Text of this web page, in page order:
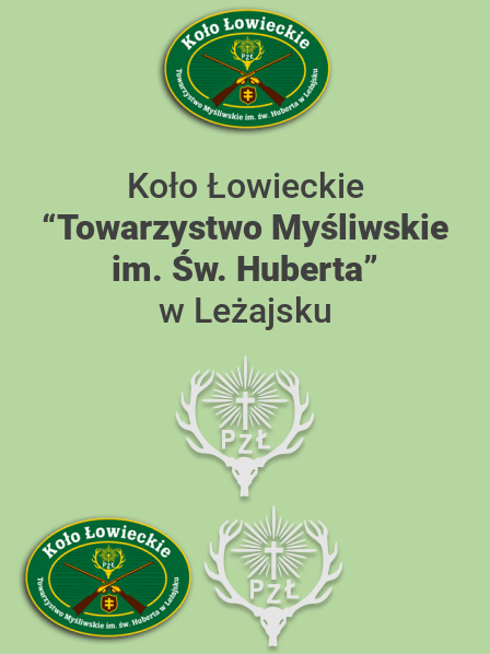
Koło Łowieckie
“Towarzystwo Myśliwskie
im. Św. Huberta”
w Leżajsku